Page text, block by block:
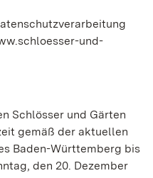
und-
Schlösser und Gärten
gemäß der aktuellen
Baden-Württemberg bis
den 20. Dezember